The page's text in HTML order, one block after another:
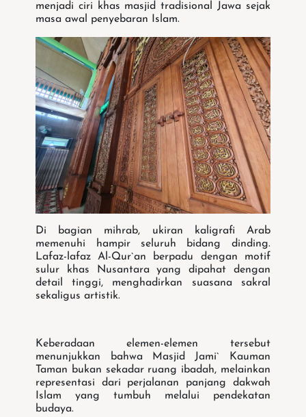
menjadi ciri khas masjid tradisional Jawa sejak
masa awal penyebaran Islam.
Di bagian mihrab, ukiran kaligrafi Arab
memenuhi hampir seluruh bidang dinding.
Lafaz-lafaz Al-Qur`an berpadu dengan motif
sulur khas Nusantara yang dipahat dengan
detail tinggi, menghadirkan suasana sakral
sekaligus artistik.
Keberadaan elemen-elemen tersebut
menunjukkan bahwa Masjid Jami` Kauman
Taman bukan sekadar ruang ibadah, melainkan
representasi dari perjalanan panjang dakwah
Islam yang tumbuh melalui pendekatan
budaya.